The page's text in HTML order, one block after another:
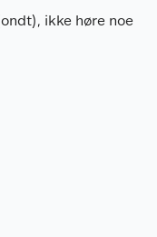
ikke høre noe